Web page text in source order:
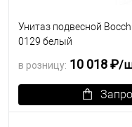
Унитаз подвесной
0129 белый
в розницу: 10 018 ₽/